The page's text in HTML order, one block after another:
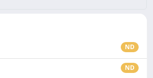
ND
ND